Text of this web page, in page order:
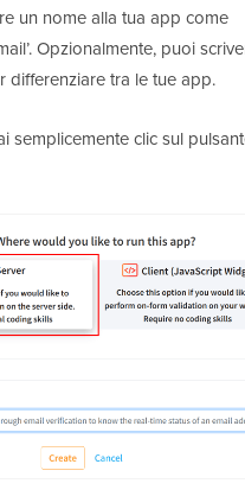
un nome alla tua app come
Opzionalmente, puoi
differenziare tra le tue app.
semplicemente clic sul